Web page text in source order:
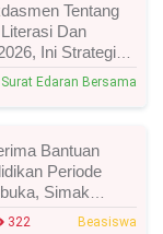
Tentang
Dan
Ini Strategi
Surat Edaran Bersama
Bantuan
Periode
Simak
322 Beasiswa